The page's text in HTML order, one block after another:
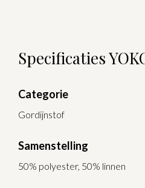
Specificaties
Categorie
Gordijnstof
Samenstelling
50% polyester, 50% linnen